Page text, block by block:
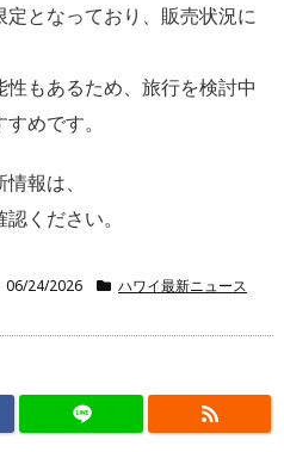
となっており、販売状況に
もあるため、旅行を検討中
めです。
報は、
認ください。
06/24/2026 ハワイ最新ニュース